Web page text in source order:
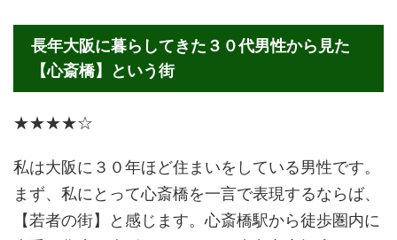
長年大阪に暮らしてきた３０代男性から見た
【心斎橋】という街
★★★★☆
私は大阪に３０年ほど住まいをしている男性です。
まず、私にとって心斎橋を一言で表現するならば、
【若者の街】と感じます。心斎橋駅から徒歩圏内に